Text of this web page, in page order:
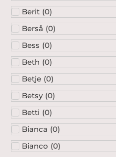
Berit (0)
Berså (0)
Bess (0)
Beth (0)
Betje (0)
Betsy (0)
Betti (0)
Bianca (0)
Bianco (0)